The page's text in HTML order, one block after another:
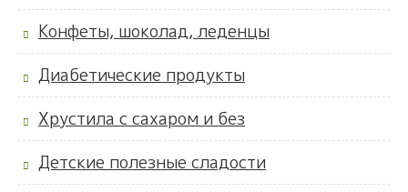
Конфеты, шоколад, леденцы
Диабетические продукты
Хрустила с сахаром и без
Детские полезные сладости